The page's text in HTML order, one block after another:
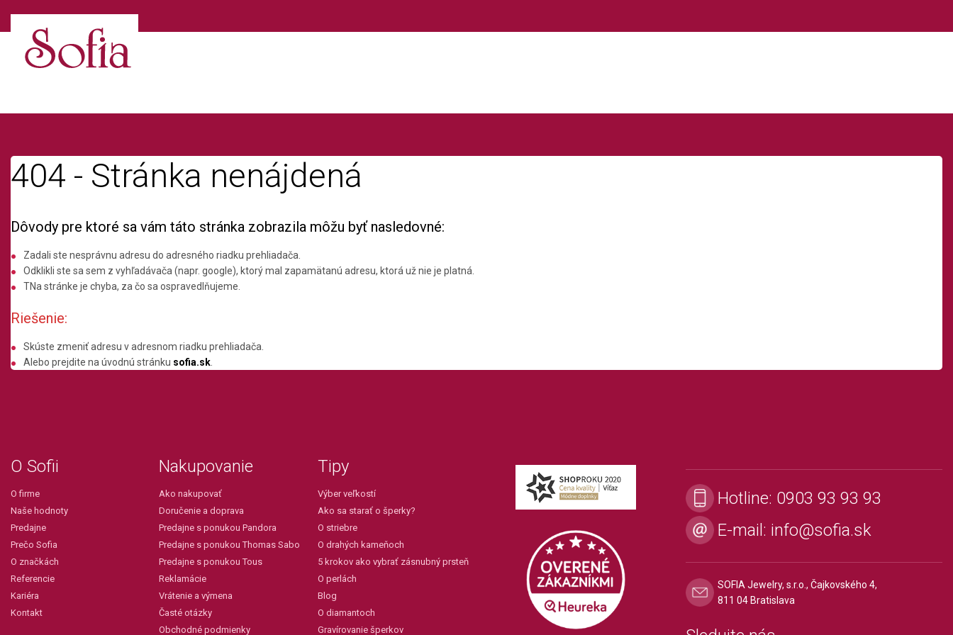
404 - Stránka nenájdená
Dôvody pre ktoré sa vám táto stránka zobrazila môžu byť nasledovné:
Zadali ste nesprávnu adresu do adresného riadku prehliadača.
Odklikli ste sa sem z vyhľadávača (napr. google), ktorý mal zapamätanú adresu, ktorá už nie je platná.
TNa stránke je chyba, za čo sa ospravedlňujeme.
Riešenie:
Skúste zmeniť adresu v adresnom riadku prehliadača.
Alebo prejdite na úvodnú stránku sofia.sk
O Sofii
O firme
Naše hodnoty
Predajne
Prečo Sofia
O značkách
Referencie
Kariéra
Kontakt
Nakupovanie
Ako nakupovať
Doručenie a doprava
Predajne s ponukou Pandora
Predajne s ponukou Thomas Sabo
Predajne s ponukou Tous
Reklamácie
Vrátenie a výmena
Časté otázky
Obchodné podmienky
Tipy
Výber veľkostí
Ako sa starať o šperky?
O striebre
O drahých kameňoch
5 krokov ako vybrať zásnubný prsteň
O perlách
Blog
O diamantoch
Gravírovanie šperkov
Hotline: 0903 93 93 93
E-mail: info@sofia.sk
SOFIA Jewelry, s.r.o., Čajkovského 4,
811 04 Bratislava